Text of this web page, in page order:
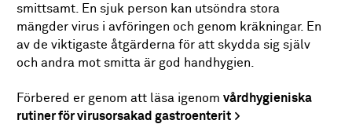
smittsamt. En sjuk person kan utsöndra stora
mängder virus i avföringen och genom kräkningar. En
av de viktigaste åtgärderna för att skydda sig själv
och andra mot smitta är god handhygien.
Förbered er genom att läsa igenomvårdhygieniska
rutiner för virusorsakad gastroenterit